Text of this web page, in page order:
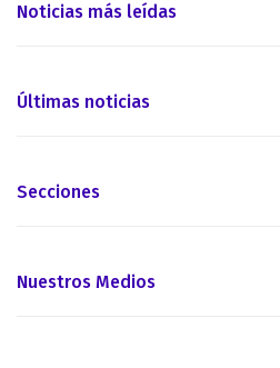
Noticias más leídas
Últimas noticias
Secciones
Nuestros Medios